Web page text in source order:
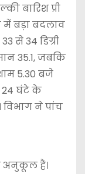
बारिश प्री
बड़ा बदलाव
से 34 डिग्री
35.1, जबकि
5.30 बजे
24 घंटे के
विभाग ने पांच
अनुकूल हैं।